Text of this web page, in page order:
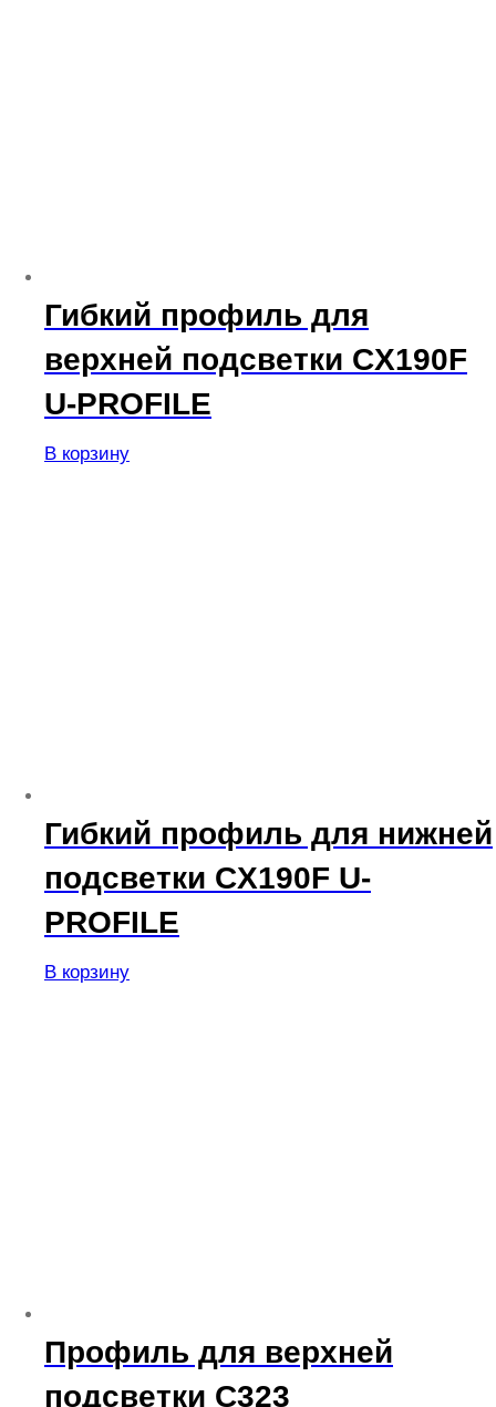
Гибкий профиль для
верхней подсветки CX190F
U-PROFILE
В корзину
Гибкий профиль для нижней
подсветки CX190F U-
PROFILE
В корзину
Профиль для верхней
подсветки C323